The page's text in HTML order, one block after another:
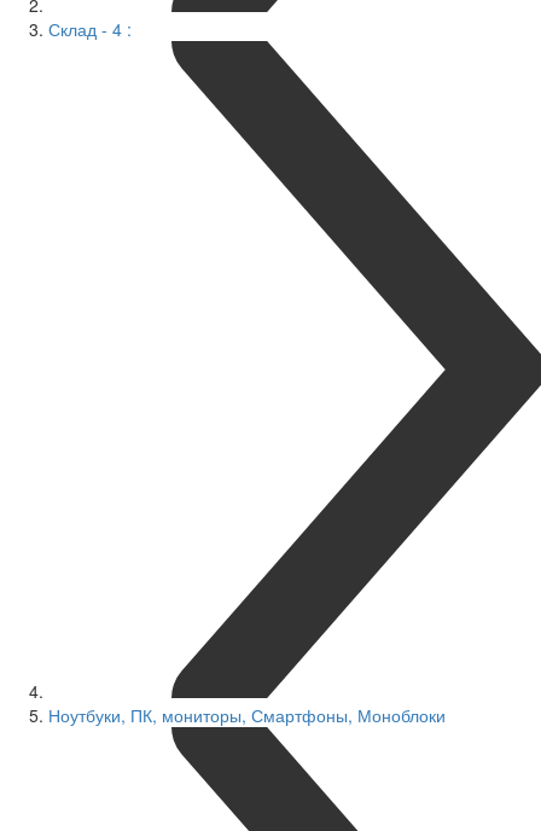
Склад - 4 :
Ноутбуки, ПК, мониторы, Смартфоны, Моноблоки